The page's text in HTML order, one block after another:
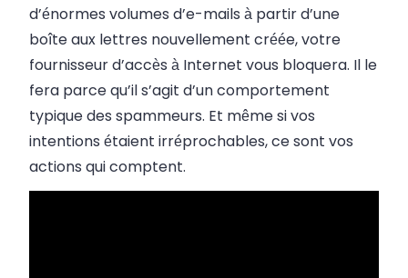
d’énormes volumes d’e-mails à partir d’une
boîte aux lettres nouvellement créée, votre
fournisseur d’accès à Internet vous bloquera. Il le
fera parce qu’il s’agit d’un comportement
typique des spammeurs. Et même si vos
intentions étaient irréprochables, ce sont vos
actions qui comptent.